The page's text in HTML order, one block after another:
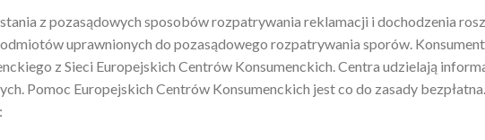
z pozasądowych sposobów rozpatrywania reklamacji i dochodzenia
uprawnionych do pozasądowego rozpatrywania sporów.
z Sieci Europejskich Centrów Konsumenckich. Centra udzielają
Pomoc Europejskich Centrów Konsumenckich jest co do zasady